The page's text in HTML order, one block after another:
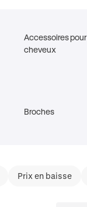
Accessoires pour
cheveux
Broches
Prix en baisse